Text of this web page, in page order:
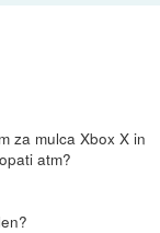
za mulca Xbox X in
atm?